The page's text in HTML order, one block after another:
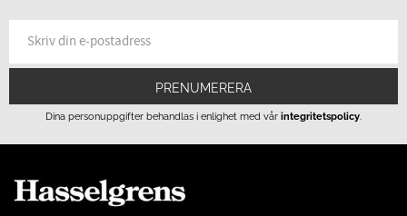
PRENUMERERA
Dina personuppgifter behandlas i enlighet med vår integritetspolicy